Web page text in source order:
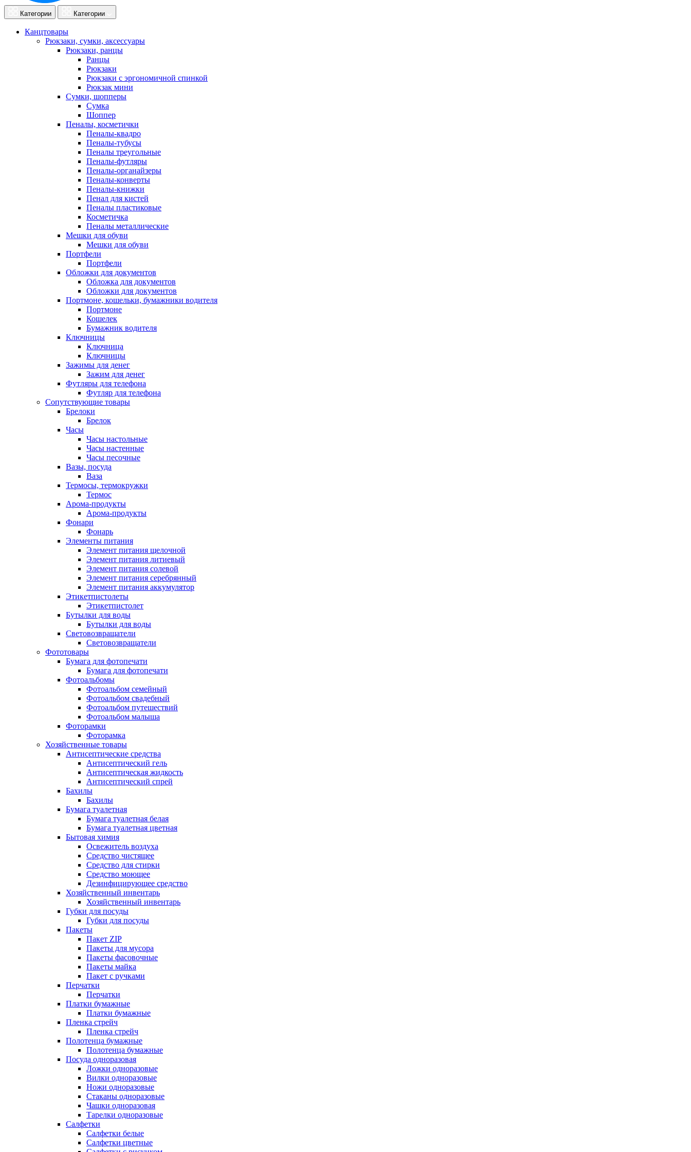
Категории Категории
Канцтовары
Рюкзаки, сумки, аксессуары
Рюкзаки, ранцы
Ранцы
Рюкзаки
Рюкзаки с эргономичной спинкой
Рюкзак мини
Сумки, шопперы
Сумка
Шоппер
Пеналы, косметички
Пеналы-квадро
Пеналы-тубусы
Пеналы треугольные
Пеналы-футляры
Пеналы-органайзеры
Пеналы-конверты
Пеналы-книжки
Пенал для кистей
Пеналы пластиковые
Косметичка
Пеналы металлические
Мешки для обуви
Мешки для обуви
Портфели
Портфели
Обложки для документов
Обложка для документов
Обложки для документов
Портмоне, кошельки, бумажники водителя
Портмоне
Кошелек
Бумажник водителя
Ключницы
Ключница
Ключницы
Зажимы для денег
Зажим для денег
Футляры для телефона
Футляр для телефона
Сопутствующие товары
Брелоки
Брелок
Часы
Часы настольные
Часы настенные
Часы песочные
Вазы, посуда
Ваза
Термосы, термокружки
Термос
Арома-продукты
Арома-продукты
Фонари
Фонарь
Элементы питания
Элемент питания щелочной
Элемент питания литиевый
Элемент питания солевой
Элемент питания серебрянный
Элемент питания аккумулятор
Этикетпистолеты
Этикетпистолет
Бутылки для воды
Бутылки для воды
Световозвращатели
Световозвращатели
Фототовары
Бумага для фотопечати
Бумага для фотопечати
Фотоальбомы
Фотоальбом семейный
Фотоальбом свадебный
Фотоальбом путешествий
Фотоальбом малыша
Фоторамки
Фоторамка
Хозяйственные товары
Антисептические средства
Антисептический гель
Антисептическая жидкость
Антисептический спрей
Бахилы
Бахилы
Бумага туалетная
Бумага туалетная белая
Бумага туалетная цветная
Бытовая химия
Освежитель воздуха
Средство чистящее
Средство для стирки
Средство моющее
Дезинфицирующее средство
Хозяйственный инвентарь
Хозяйственный инвентарь
Губки для посуды
Губки для посуды
Пакеты
Пакет ZIP
Пакеты для мусора
Пакеты фасовочные
Пакеты майка
Пакет с ручками
Перчатки
Перчатки
Платки бумажные
Платки бумажные
Пленка стрейч
Пленка стрейч
Полотенца бумажные
Полотенца бумажные
Посуда одноразовая
Ложки одноразовые
Вилки одноразовые
Ножи одноразовые
Стаканы одноразовые
Чашки одноразовая
Тарелки одноразовые
Салфетки
Салфетки белые
Салфетки цветные